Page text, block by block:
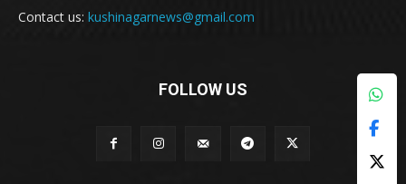
Contact us: kushinagarnews@gmail.com
FOLLOW US